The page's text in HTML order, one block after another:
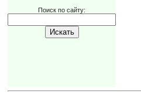
Поиск по сайту: